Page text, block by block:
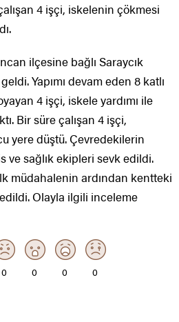
4 işçi, iskelenin çökmesi
ilçesine bağlı Saraycık
Yapımı devam eden 8 katlı
4 işçi, iskele yardımı ile
Bir süre çalışan 4 işçi,
yere düştü. Çevredekilerin
ve sağlık ekipleri sevk edildi.
müdahalenin ardından kentteki
Olayla ilgili inceleme
0 0 0 0